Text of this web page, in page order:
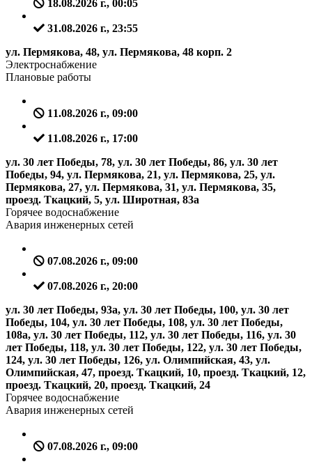
18.08.2026 г., 00:05
31.08.2026 г., 23:55
ул. Пермякова, 48, ул. Пермякова, 48 корп. 2
Электроснабжение
Плановые работы
11.08.2026 г., 09:00
11.08.2026 г., 17:00
ул. 30 лет Победы, 78, ул. 30 лет Победы, 86, ул. 30 лет
Победы, 94, ул. Пермякова, 21, ул. Пермякова, 25, ул.
Пермякова, 27, ул. Пермякова, 31, ул. Пермякова, 35,
проезд. Ткацкий, 5, ул. Широтная, 83а
Горячее водоснабжение
Авария инженерных сетей
07.08.2026 г., 09:00
07.08.2026 г., 20:00
ул. 30 лет Победы, 93а, ул. 30 лет Победы, 100, ул. 30 лет
Победы, 104, ул. 30 лет Победы, 108, ул. 30 лет Победы,
108а, ул. 30 лет Победы, 112, ул. 30 лет Победы, 116, ул. 30
лет Победы, 118, ул. 30 лет Победы, 122, ул. 30 лет Победы,
124, ул. 30 лет Победы, 126, ул. Олимпийская, 43, ул.
Олимпийская, 47, проезд. Ткацкий, 10, проезд. Ткацкий, 12,
проезд. Ткацкий, 20, проезд. Ткацкий, 24
Горячее водоснабжение
Авария инженерных сетей
07.08.2026 г., 09:00